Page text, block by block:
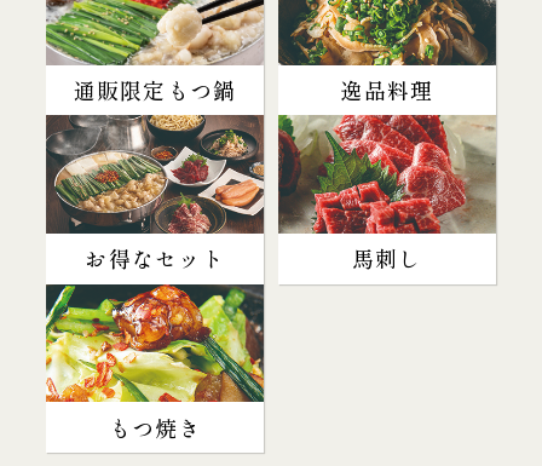
通販限定もつ鍋 逸品料理
お得なセット 馬刺し
もつ焼き